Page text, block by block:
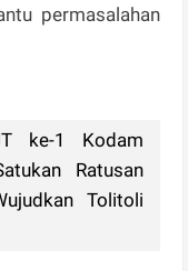
permasalahan
ke-1 Kodam
Ratusan
Tolitoli